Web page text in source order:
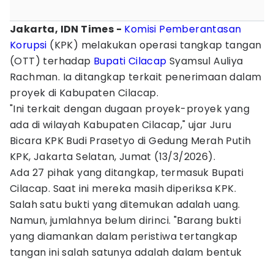
Jakarta, IDN Times - Komisi Pemberantasan
Korupsi (KPK) melakukan operasi tangkap tangan
(OTT) terhadap Bupati Cilacap Syamsul Auliya
Rachman. Ia ditangkap terkait penerimaan dalam
proyek di Kabupaten Cilacap.
"Ini terkait dengan dugaan proyek-proyek yang
ada di wilayah Kabupaten Cilacap," ujar Juru
Bicara KPK Budi Prasetyo di Gedung Merah Putih
KPK, Jakarta Selatan, Jumat (13/3/2026).
Ada 27 pihak yang ditangkap, termasuk Bupati
Cilacap. Saat ini mereka masih diperiksa KPK.
Salah satu bukti yang ditemukan adalah uang.
Namun, jumlahnya belum dirinci. "Barang bukti
yang diamankan dalam peristiwa tertangkap
tangan ini salah satunya adalah dalam bentuk